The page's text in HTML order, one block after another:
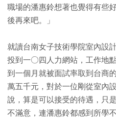
職場的潘惠鈴想著也覺得有些
後再來吧。」
就讀台南女子技術學院室內設
投到一○四人力網站，工作地
到一個月就被面試率取到台商
萬五千元，對於一位剛從室內
說，算是可以接受的待遇，只
不滿意，連潘惠鈴都感到所學